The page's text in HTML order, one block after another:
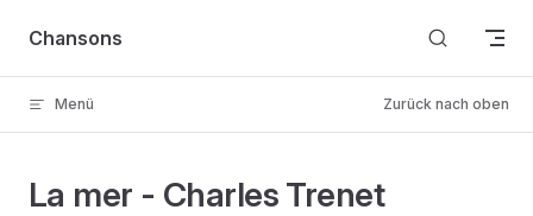
Skip to content
Chansons
Menü Zurück nach oben
La mer - Charles Trenet